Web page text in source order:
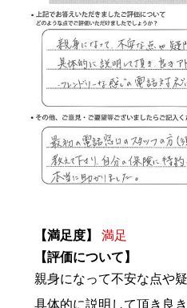
【満足度】
満足
【評価について】
親身になって不安な点や
具体的に説明して頂き良